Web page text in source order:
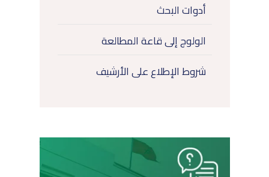
أدوات البحث
الولوج إلى قاعة المطالعة
شروط الإطلاع على الأرشيف